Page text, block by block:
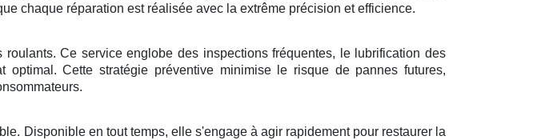
chaque réparation est réalisée avec la extrême précision et efficience.
Ce service englobe des inspections fréquentes, le lubrification des
Cette stratégie préventive minimise le risque de pannes futures,
Disponible en tout temps, elle s'engage à agir rapidement pour restaurer la